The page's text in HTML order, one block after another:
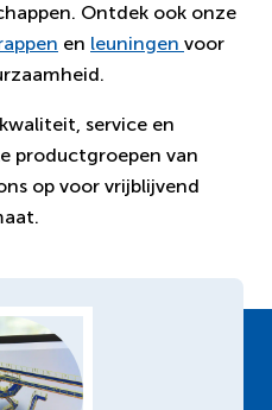
Ontdek ook onze
en leuningen voor
service en
productgroepen van
op voor vrijblijvend